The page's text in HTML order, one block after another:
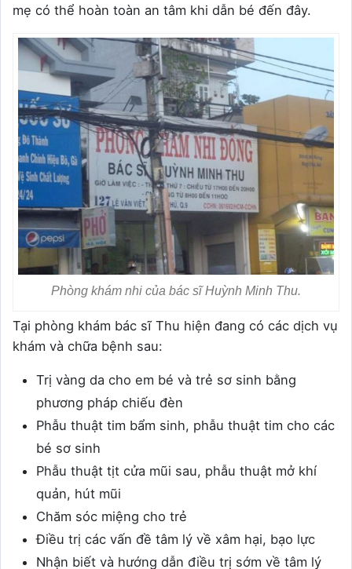
mẹ có thể hoàn toàn an tâm khi dẫn bé đến đây.
Phòng khám nhi của bác sĩ Huỳnh Minh Thu.
Tại phòng khám bác sĩ Thu hiện đang có các dịch vụ
khám và chữa bệnh sau:
Trị vàng da cho em bé và trẻ sơ sinh bằng
phương pháp chiếu đèn
Phẫu thuật tim bẩm sinh, phẫu thuật tim cho các
bé sơ sinh
Phẫu thuật tịt cửa mũi sau, phẫu thuật mở khí
quản, hút mũi
Chăm sóc miệng cho trẻ
Điều trị các vấn đề tâm lý về xâm hại, bạo lực
Nhận biết và hướng dẫn điều trị sớm về tâm lý